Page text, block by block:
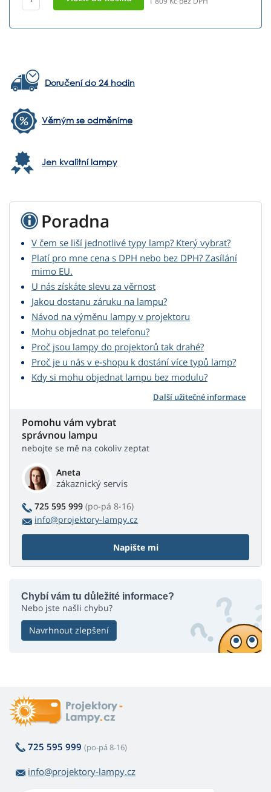
Doručení do 24 hodin
Věrným se odměníme
Jen kvalitní lampy
Poradna
V čem se liší jednotlivé typy lamp? Který vybrat?
Platí pro mne cena s DPH nebo bez DPH? Zasílání
mimo EU.
U nás získáte slevu za věrnost
Jakou dostanu záruku na lampu?
Návod na výměnu lampy v projektoru
Mohu objednat po telefonu?
Proč jsou lampy do projektorů tak drahé?
Proč je u nás v e-shopu k dostání více typů lamp?
Kdy si mohu objednat lampu bez modulu?
Další užitečné informace
Pomohu vám vybrat
správnou lampu
nebojte se mě na cokoliv zeptat
Aneta
zákaznický servis
725 595 999 (po-pá 8-16)
info@projektory-lampy.cz
Napište mi
Chybí vám tu důležité informace?
Nebo jste našli chybu?
Navrhnout zlepšení
725 595 999 (po-pá 8-16)
info@projektory-lampy.cz